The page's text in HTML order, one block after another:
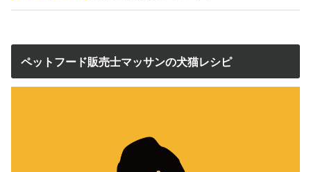
ペットフード販売士マッサンの犬猫レシピ